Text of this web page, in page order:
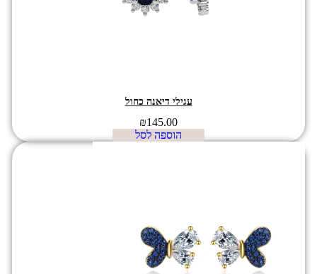
עגילי דיאנה כחול
₪145.00
הוספה לסל